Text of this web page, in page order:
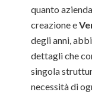
quanto
creazione e
degli anni,
dettagli che
singola
necessità di